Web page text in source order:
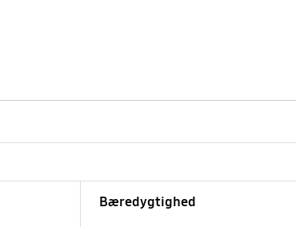
Bæredygtighed